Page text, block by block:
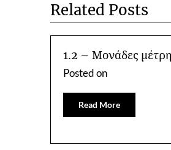
Related Posts
1.2 – Μονάδες
Posted on
Read More